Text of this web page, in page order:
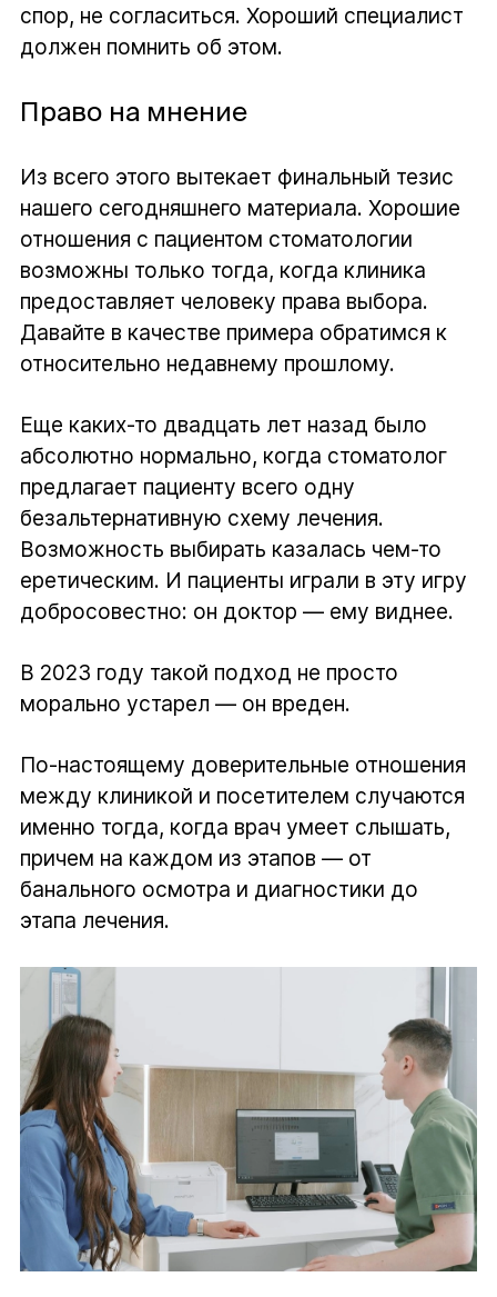
спор, не согласиться. Хороший специалист
должен помнить об этом.
Право на мнение
Из всего этого вытекает финальный тезис
нашего сегодняшнего материала. Хорошие
отношения с пациентом стоматологии
возможны только тогда, когда клиника
предоставляет человеку права выбора.
Давайте в качестве примера обратимся к
относительно недавнему прошлому.
Еще каких-то двадцать лет назад было
абсолютно нормально, когда стоматолог
предлагает пациенту всего одну
безальтернативную схему лечения.
Возможность выбирать казалась чем-то
еретическим. И пациенты играли в эту игру
добросовестно: он доктор — ему виднее.
В 2023 году такой подход не просто
морально устарел — он вреден.
По-настоящему доверительные отношения
между клиникой и посетителем случаются
именно тогда, когда врач умеет слышать,
причем на каждом из этапов — от
банального осмотра и диагностики до
этапа лечения.